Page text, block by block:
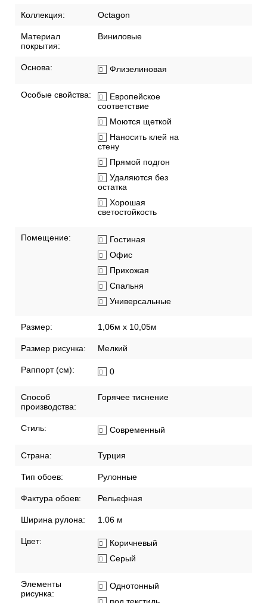
Коллекция: Octagon
Материал
покрытия:
Виниловые
Основа: Флизелиновая
Особые свойства:
Европейское
соответствие
Моются щеткой
Наносить клей на
стену
Прямой подгон
Удаляются без
остатка
Хорошая
светостойкость
Помещение:
Гостиная
Офис
Прихожая
Спальня
Универсальные
Размер: 1,06м х 10,05м
Размер рисунка: Мелкий
Раппорт (см): 0
Способ
производства:
Горячее тиснение
Стиль: Современный
Страна: Турция
Тип обоев: Рулонные
Фактура обоев: Рельефная
Ширина рулона: 1.06 м
Цвет:
Коричневый
Серый
Элементы
рисунка:
Однотонный